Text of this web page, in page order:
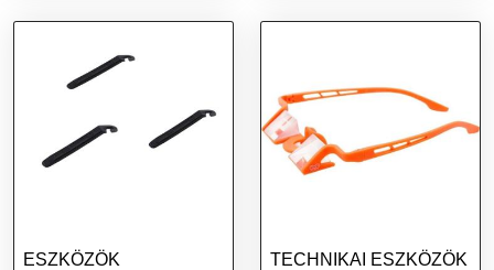
ESZKÖZÖK TECHNIKAI ESZKÖZÖK